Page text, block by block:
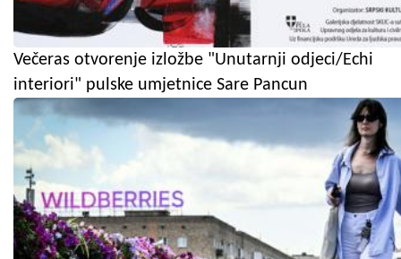
Večeras otvorenje izložbe "Unutarnji odjeci/Echi
interiori" pulske umjetnice Sare Pancun